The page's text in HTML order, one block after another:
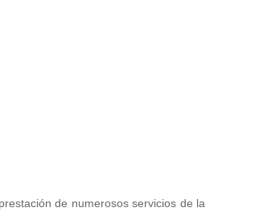
de numerosos servicios de la